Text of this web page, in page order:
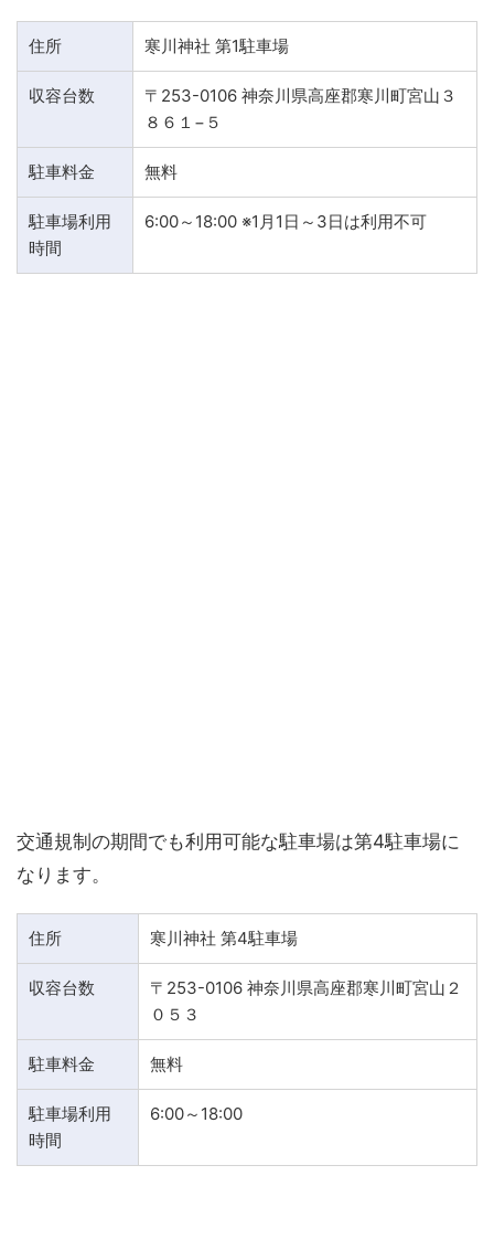
住所 寒川神社 第1駐車場
収容台数
〒253-0106 神奈川県高座郡寒川町宮山３
８６１−５
駐車料金 無料
駐車場利用
時間
6:00～18:00 ※1月1日～3日は利用不可
交通規制の期間でも利用可能な駐車場は第4駐車場に
なります。
住所 寒川神社 第4駐車場
収容台数
〒253-0106 神奈川県高座郡寒川町宮山２
０５３
駐車料金 無料
駐車場利用
時間
6:00～18:00